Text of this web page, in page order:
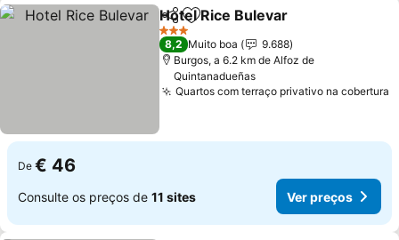
PartilharAdicionar aos favoritos
Hotel Rice Bulevar
3 Estrelas
8,2 Muito boa
9.688
Burgos, a 6.2 km de Alfoz de
Quintanadueñas
Quartos com terraço privativo na cobertura
De € 46
Consulte os preços de 11 sites Ver preços